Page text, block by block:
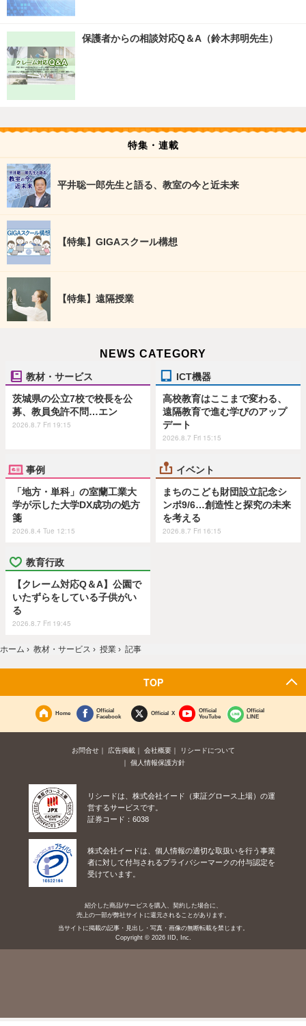
保護者からの相談対応Q＆A（鈴木邦明先生）
特集・連載
平井聡一郎先生と語る、教室の今と近未来
【特集】GIGAスクール構想
【特集】遠隔授業
NEWS CATEGORY
教材・サービス
茨城県の公立7校で校長を公
募、教員免許不問…エン
2026.8.7 Fri 19:15
ICT機器
高校教育はここまで変わる、
遠隔教育で進む学びのアップ
デート
2026.8.7 Fri 15:15
事例
「地方・単科」の室蘭工業大
学が示した大学DX成功の処方
箋
2026.8.4 Tue 12:15
イベント
まちのこども財団設立記念シ
ンポ9/6…創造性と探究の未来
を考える
2026.8.7 Fri 16:15
教育行政
【クレーム対応Q＆A】公園で
いたずらをしている子供がい
る
2026.8.7 Fri 19:45
ホーム › 教材・サービス › 授業 › 記事
TOP
Home
Official
Facebook
Official X
Official
YouTube
Official
LINE
お問合せ 広告掲載 会社概要
リシードについて
個人情報保護方針
リシードは、株式会社イード（東証グロース上場）の運
営するサービスです。
証券コード：6038
株式会社イードは、個人情報の適切な取扱いを行う事業
者に対して付与されるプライバシーマークの付与認定を
受けています。
紹介した商品/サービスを購入、契約した場合に、
売上の一部が弊社サイトに還元されることがあります。
当サイトに掲載の記事・見出し・写真・画像の無断転載を禁じます。
Copyright © 2026 IID, Inc.